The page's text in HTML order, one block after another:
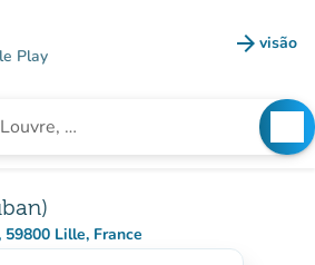
Play arrow_forward visão
(novo
Lille, France
no Google Maps)
separador)